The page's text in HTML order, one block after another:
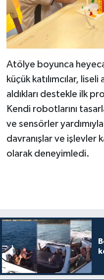
Atölye boyunca
küçük katılımcılar,
aldıkları destekle ilk
Kendi robotlarını
ve sensörler
davranışlar ve işlevler
olarak deneyimledi.